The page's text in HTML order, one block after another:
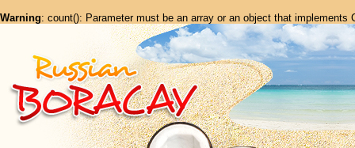
Warning: count(): Parameter must be an array or an object that implements